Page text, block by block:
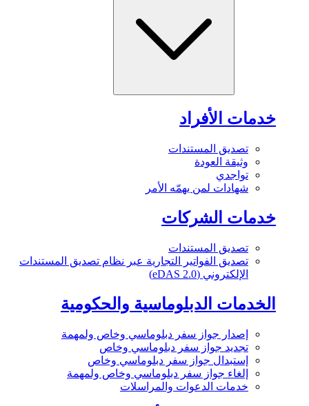
خدمات الأفراد
تصديق المستندات
وثيقة العودة
تواجدي
شهادات لمن يهمّه الأمر
خدمات الشركات
تصديق المستندات
تصديق الفواتير التجارية عبر نظام تصديق المستندات
الإلكتروني (eDAS 2.0)
الخدمات الدبلوماسية والحكومية
إصدار جواز سفر دبلوماسي وخاص ولمهمة
تجديد جواز سفر دبلوماسي وخاص
إستبدال جواز سفر دبلوماسي وخاص
إلغاء جواز سفر دبلوماسي وخاص ولمهمة
خدمات الدعوات والمراسلات